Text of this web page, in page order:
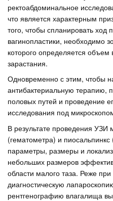
ректоабдоминальное
что является характерным
того, чтобы спланировать
вагинопластики, необходимо
которого определяется
зарастания.
Одновременно с этим, чтобы
антибактериальную терапию,
половых путей и проведение
исследования под
В результате проведения УЗИ
(гематометра) и пиосальпинкс
параметры, размеры и
небольших размеров
области малого таза. Реже
диагностическую
рентгенографию влагалища